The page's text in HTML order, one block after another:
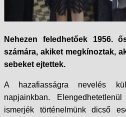
Nehezen feledhetőek 1956.
számára, akiket megkínoztak,
sebeket ejtettek.
A hazafiasságra nevelés
napjainkban.
ismerjék történelmünk dicső